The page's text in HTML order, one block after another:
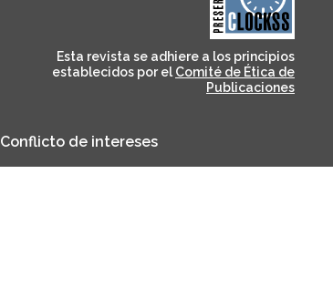
CLOCKSS is a dak archive
that ensures the long-
term survival of web-
Esta revista se adhiere a los principios
establecidos por el Comité de Ética de
Publicaciones
Conflicto de intereses